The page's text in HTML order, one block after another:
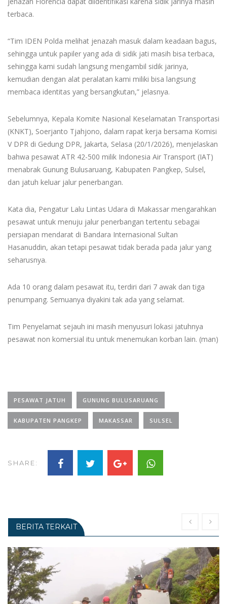
terbaca.
“Tim IDEN Polda melihat jenazah masuk dalam keadaan bagus,
sehingga untuk papiler yang ada di sidik jati masih bisa terbaca,
sehingga kami sudah langsung mengambil sidik jarinya,
kemudian dengan alat peralatan kami miliki bisa langsung
membaca identitas yang bersangkutan,” jelasnya.
Sebelumnya, Kepala Komite Nasional Keselamatan Transportasi
(KNKT), Soerjanto Tjahjono, dalam rapat kerja bersama Komisi
V DPR di Gedung DPR, Jakarta, Selasa (20/1/2026), menjelaskan
bahwa pesawat ATR 42-500 milik Indonesia Air Transport (IAT)
menabrak Gunung Bulusaruang, Kabupaten Pangkep, Sulsel,
dan jatuh keluar jalur penerbangan.
Kata dia, Pengatur Lalu Lintas Udara di Makassar mengarahkan
pesawat untuk menuju jalur penerbangan tertentu sebagai
persiapan mendarat di Bandara Internasional Sultan
Hasanuddin, akan tetapi pesawat tidak berada pada jalur yang
seharusnya.
Ada 10 orang dalam pesawat itu, terdiri dari 7 awak dan tiga
penumpang. Semuanya diyakini tak ada yang selamat.
Tim Penyelamat sejauh ini masih menyusuri lokasi jatuhnya
pesawat non komersial itu untuk menemukan korban lain. (man)
PESAWAT JATUH GUNUNG BULUSARUANG
KABUPATEN PANGKEP MAKASSAR SULSEL
SHARE:
BERITA TERKAIT